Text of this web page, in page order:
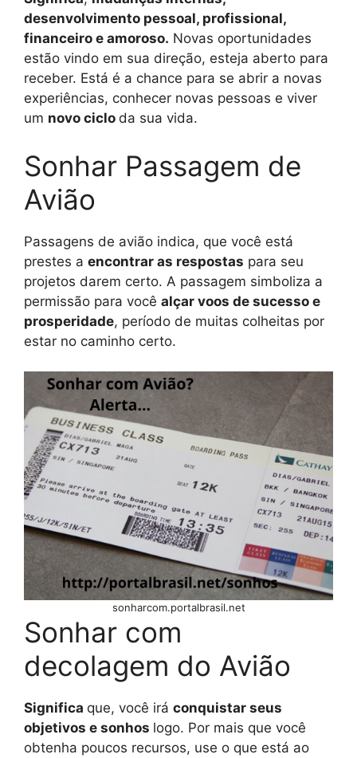
desenvolvimento pessoal, profissional,
financeiro e amoroso. Novas oportunidades
estão vindo em sua direção, esteja aberto para
receber. Está é a chance para se abrir a novas
experiências, conhecer novas pessoas e viver
um novo ciclo da sua vida.
Sonhar Passagem de
Avião
Passagens de avião indica, que você está
prestes a encontrar as respostas para seu
projetos darem certo. A passagem simboliza a
permissão para você alçar voos de sucesso e
prosperidade, período de muitas colheitas por
estar no caminho certo.
sonharcom.portalbrasil.net
Sonhar com
decolagem do Avião
Significa que, você irá conquistar seus
objetivos e sonhos logo. Por mais que você
obtenha poucos recursos, use o que está ao